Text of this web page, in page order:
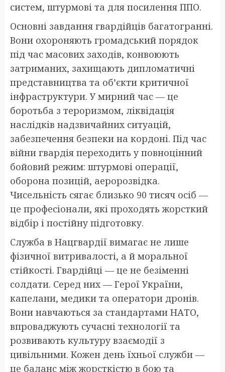
систем, штурмові та для посилення ППО.
Основні завдання гвардійців багатогранні.
Вони охороняють громадський порядок
під час масових заходів, конвоюють
затриманих, захищають дипломатичні
представництва та об’єкти критичної
інфраструктури. У мирний час — це
боротьба з тероризмом, ліквідація
наслідків надзвичайних ситуацій,
забезпечення безпеки на кордоні. Під час
війни гвардія переходить у повноцінний
бойовий режим: штурмові операції,
оборона позицій, аеророзвідка.
Чисельність сягає близько 90 тисяч осіб —
це професіонали, які проходять жорсткий
відбір і постійну підготовку.
Служба в Нацгвардії вимагає не лише
фізичної витривалості, а й моральної
стійкості. Гвардійці — це не безіменні
солдати. Серед них — Герої України,
капелани, медики та оператори дронів.
Вони навчаються за стандартами НАТО,
впроваджують сучасні технології та
розвивають культуру взаємодії з
цивільними. Кожен день їхньої служби —
це баланс між жорсткістю в бою та